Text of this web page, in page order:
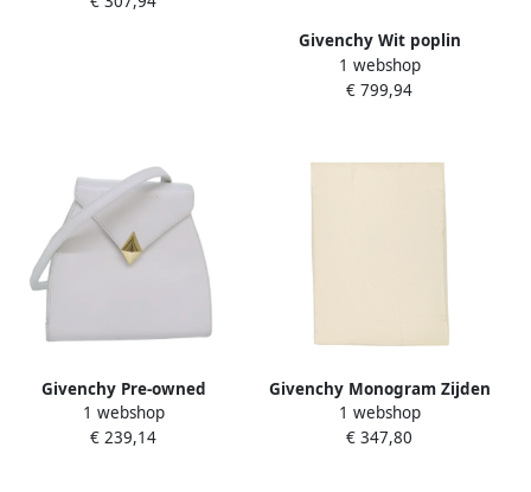
Givenchy Wit poplin
overhemd met 4G-
borduursel White Dames
1 webshop
€ 799,94
Givenchy Pre-owned
Leather crossbody-bags
White Dames
1 webshop
€ 239,14
Givenchy Monogram Zijden
Sjaal Herfst-Winter Collectie
White Dames
1 webshop
€ 347,80